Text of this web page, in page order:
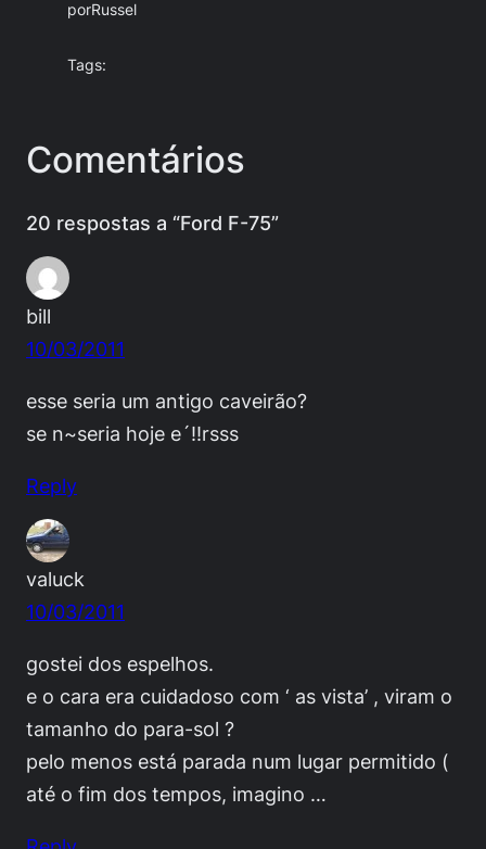
porRussel
Tags:
Comentários
20 respostas a “Ford F-75”
bill
10/03/2011
esse seria um antigo caveirão?
se n~seria hoje e´!!rsss
Reply
valuck
10/03/2011
gostei dos espelhos.
e o cara era cuidadoso com ‘ as vista’ , viram o
tamanho do para-sol ?
pelo menos está parada num lugar permitido (
até o fim dos tempos, imagino …